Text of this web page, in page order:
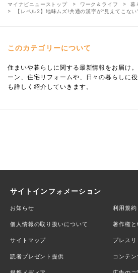
マイナビニューストップ ワーク＆ライフ
暮
【レベル2】地味ムズ!共通の漢字が“見えてこない
このカテゴリーについて
住まいや暮らしに関する最新情報をお届け
ーン、住宅リフォームや、日々の暮らしに
も詳しく紹介していきます。
サイトインフォメーション
お知らせ 利用規約
個人情報の取り扱いについて 著作権と
サイトマップ プレス
読者プレゼント提供 コンテ